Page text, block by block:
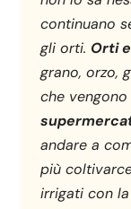
continuano
gli orti. Orti
grano, orzo,
che
andare a
più
irrigati con